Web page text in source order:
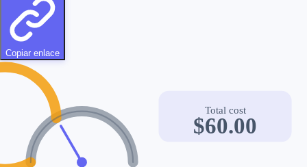
Copiar enlace
Total cost
$60.00